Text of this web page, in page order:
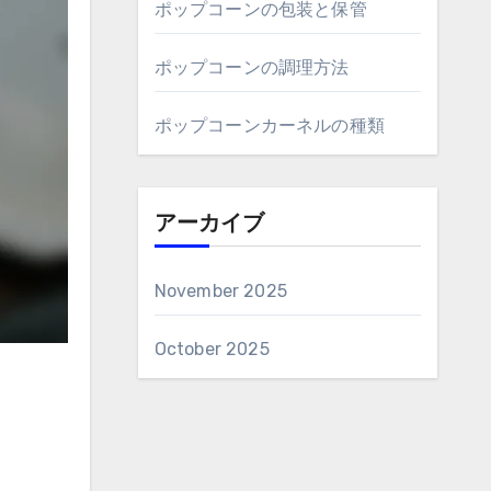
ポップコーンの包装と保管
ポップコーンの調理方法
ポップコーンカーネルの種類
アーカイブ
November 2025
October 2025